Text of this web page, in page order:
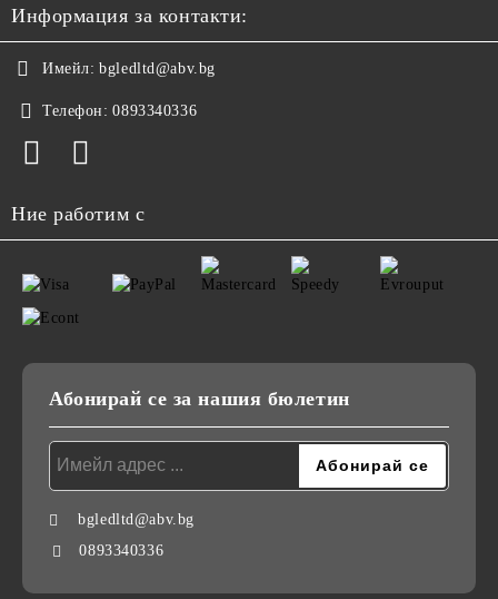
Информация за контакти:
Имейл: bgledltd@abv.bg
Телефон: 0893340336
Ние работим с
Абонирай се за нашия бюлетин
bgledltd@abv.bg
0893340336